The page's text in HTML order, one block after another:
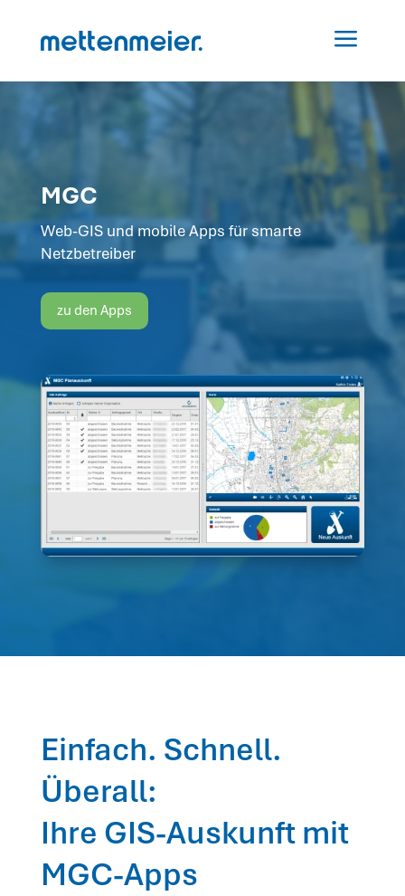
a
MGC
Web-GIS und mobile Apps für smarte
Netzbetreiber
zu den Apps
Einfach. Schnell.
Überall:
Ihre GIS-Auskunft mit
MGC-Apps